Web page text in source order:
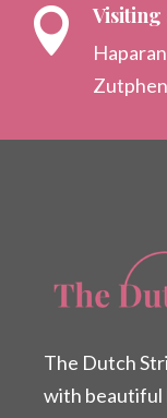
 Visiting
The Dutch
with beautiful